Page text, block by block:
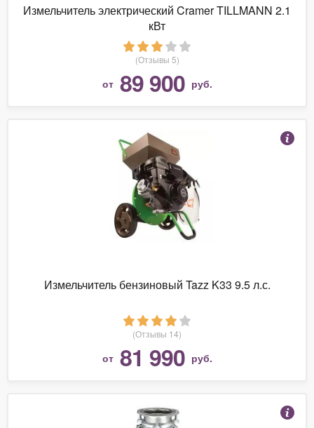
Измельчитель электрический Cramer TILLMANN 2.1
кВт
(Отзывы 5)
от 89 900 руб.
Измельчитель бензиновый Tazz K33 9.5 л.с.
(Отзывы 14)
от 81 990 руб.